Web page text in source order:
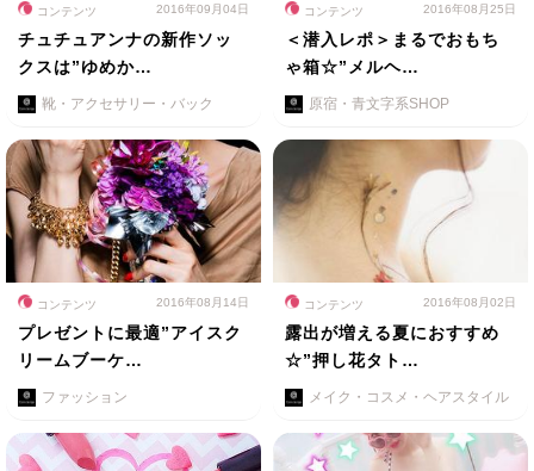
コンテンツ 2016年09月04日
チュチュアンナの新作ソッ
クスは”ゆめか…
靴・アクセサリー・バック
コンテンツ 2016年08月25日
＜潜入レポ＞まるでおもち
ゃ箱☆”メルヘ…
原宿・青文字系SHOP
コンテンツ 2016年08月14日
プレゼントに最適”アイスク
リームブーケ…
ファッション
コンテンツ 2016年08月02日
露出が増える夏におすすめ
☆”押し花タト…
メイク・コスメ・ヘアスタイル